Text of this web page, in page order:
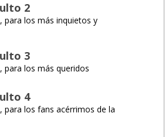
2
para los más inquietos y
3
para los más queridos
4
para los fans acérrimos de la